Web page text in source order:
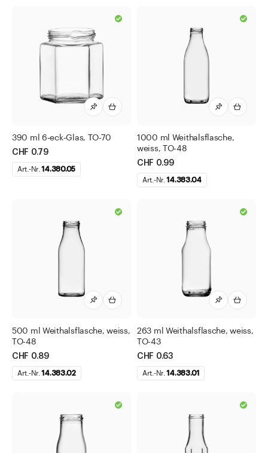
390 ml 6-eck-Glas, TO-70
CHF 0.79
Art.-Nr.14.380.05
1000 ml Weithalsflasche,
weiss, TO-48
CHF 0.99
Art.-Nr.14.383.04
500 ml Weithalsflasche, weiss,
TO-48
CHF 0.89
Art.-Nr.14.383.02
263 ml Weithalsflasche, weiss,
TO-43
CHF 0.63
Art.-Nr.14.383.01